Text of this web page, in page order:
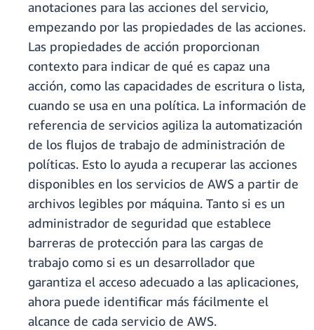
anotaciones para las acciones del servicio,
empezando por las propiedades de las acciones.
Las propiedades de acción proporcionan
contexto para indicar de qué es capaz una
acción, como las capacidades de escritura o lista,
cuando se usa en una política. La información de
referencia de servicios agiliza la automatización
de los flujos de trabajo de administración de
políticas. Esto lo ayuda a recuperar las acciones
disponibles en los servicios de AWS a partir de
archivos legibles por máquina. Tanto si es un
administrador de seguridad que establece
barreras de protección para las cargas de
trabajo como si es un desarrollador que
garantiza el acceso adecuado a las aplicaciones,
ahora puede identificar más fácilmente el
alcance de cada servicio de AWS.